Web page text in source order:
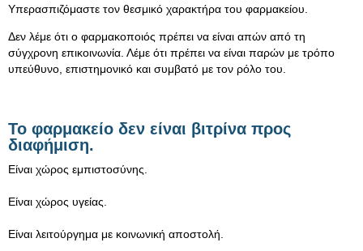
Υπερασπιζόμαστε τον θεσμικό χαρακτήρα του φαρμακείου.
Δεν λέμε ότι ο φαρμακοποιός πρέπει να είναι απών από τη
σύγχρονη επικοινωνία. Λέμε ότι πρέπει να είναι παρών με τρόπο
υπεύθυνο, επιστημονικό και συμβατό με τον ρόλο του.
Το φαρμακείο δεν είναι βιτρίνα προς
διαφήμιση.
Είναι χώρος εμπιστοσύνης.
Είναι χώρος υγείας.
Είναι λειτούργημα με κοινωνική αποστολή.